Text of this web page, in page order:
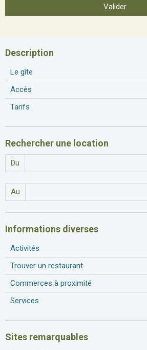
Valider
Description
Le gîte
Accès
Tarifs
Rechercher une location
Du
Au
Informations diverses
Activités
Trouver un restaurant
Commerces à proximité
Services
Sites remarquables